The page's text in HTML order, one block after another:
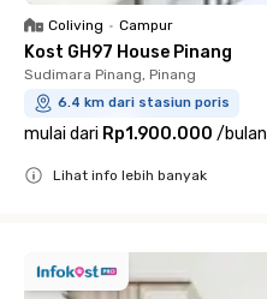
Coliving • Campur
Kost GH97 House Pinang
Sudimara Pinang, Pinang
6.4 km dari stasiun poris
mulai dari Rp1.900.000 /bulan
Lihat info lebih banyak